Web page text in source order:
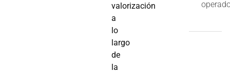
valorización
a
lo
largo
de
la